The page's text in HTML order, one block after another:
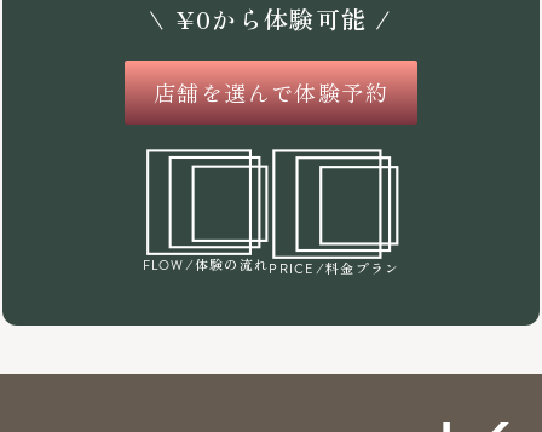
\ ¥0から体験可能 /
店舗を選んで体験予約
FLOW /体験の流れPRICE /料金プラン